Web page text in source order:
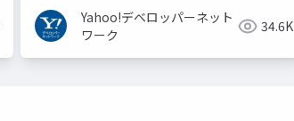
Yahoo!デベロッパーネット
ワーク
34.6K